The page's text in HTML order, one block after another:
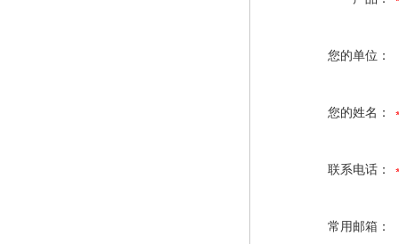
您的单位：
您的姓名：
联系电话：
常用邮箱：